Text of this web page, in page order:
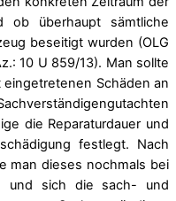
ob überhaupt sämtliche
beseitigt wurden (OLG
10 U 859/13). Man sollte
Schäden an
die Reparaturdauer und
festlegt. Nach
man dieses nochmals bei
und sich die sach- und